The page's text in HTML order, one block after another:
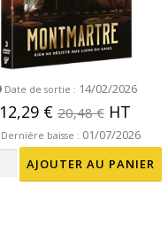
Date de sortie : 14/02/2026
12,29 €20,48 €HT
Dernière baisse : 01/07/2026